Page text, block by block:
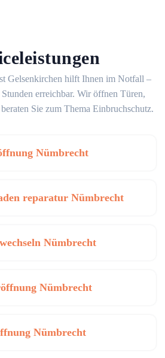
Gelsenkirchen hilft Ihnen im Notfall –
erreichbar. Wir öffnen Türen,
Sie zum Thema Einbruchschutz.
Nümbrecht
reparatur Nümbrecht
Nümbrecht
Nümbrecht
Nümbrecht